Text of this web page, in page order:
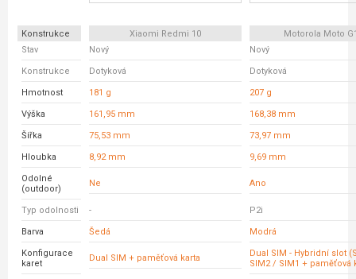
Konstrukce Xiaomi Redmi 10
Motorola Moto
Stav
Nový Nový
Konstrukce Dotyková Dotyková
Hmotnost 181 g 207 g
Výška 161,95 mm 168,38 mm
Šířka 75,53 mm 73,97 mm
Hloubka 8,92 mm 9,69 mm
Odolné
(outdoor)
Ne Ano
Typ odolnosti - P2i
Barva Šedá Modrá
Konfigurace
karet
Dual SIM + paměťová karta
Dual SIM - Hybridní slot
SIM2 / SIM1 + paměťová